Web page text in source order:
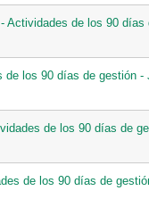
Actividades de los 90
de los 90 días de gestión -
de los 90 días de
de los 90 días de